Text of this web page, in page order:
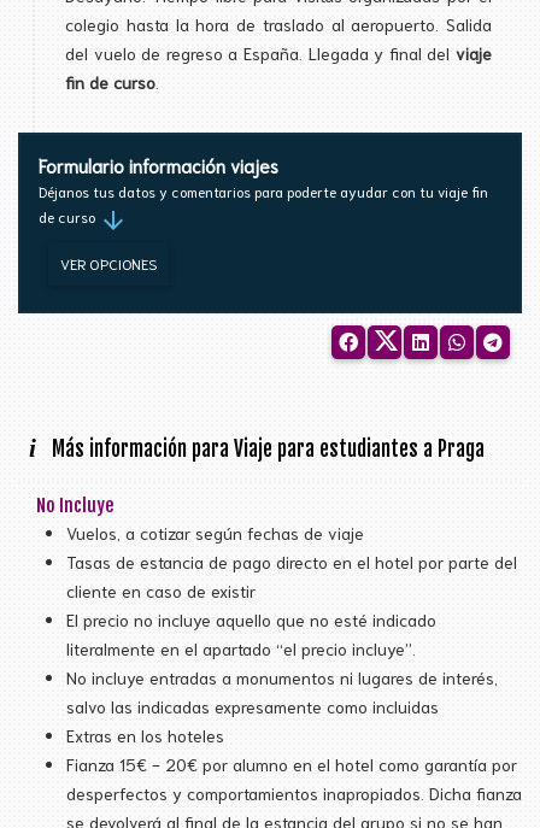
colegio hasta la hora de traslado al aeropuerto. Salida
del vuelo de regreso a España. Llegada y final del viaje
fin de curso
Formulario información viajes
Déjanos tus datos y comentarios para poderte ayudar con tu viaje fin
de curso arrow_downward
VER OPCIONES
i Más información para Viaje para estudiantes a Praga
No Incluye
Vuelos, a cotizar según fechas de viaje
Tasas de estancia de pago directo en el hotel por parte del
cliente en caso de existir
El precio no incluye aquello que no esté indicado
literalmente en el apartado “el precio incluye”.
No incluye entradas a monumentos ni lugares de interés,
salvo las indicadas expresamente como incluidas
Extras en los hoteles
Fianza 15€ - 20€ por alumno en el hotel como garantía por
desperfectos y comportamientos inapropiados. Dicha fianza
se devolverá al final de la estancia del grupo si no se han